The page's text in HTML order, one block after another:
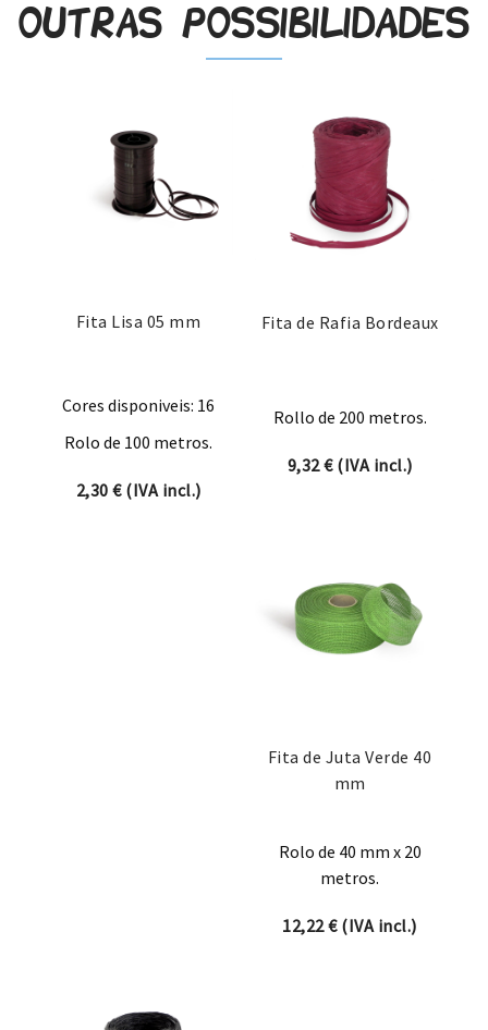
Outras possibilidades
Fita Lisa 05 mm
Cores disponiveis: 16
Rolo de 100 metros.
2,30 €(IVA incl.)
Fita de Rafia Bordeaux
Rollo de 200 metros.
9,32€(IVA incl.)
Fita de Juta Verde 40
mm
Rolo de 40 mm x 20
metros.
12,22€(IVA incl.)